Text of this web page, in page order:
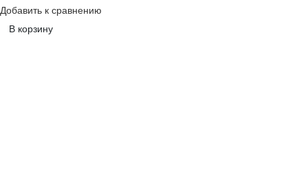
Добавить к сравнению
В корзину